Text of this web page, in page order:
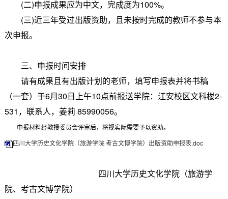
(二)申报成果应为中文，完成度为100%。
(三)近三年受过出版资助，且未按时完成的教师不参与本
次申报。
三、申报时间安排
请有成果且有出版计划的老师，填写申报表并将书稿
（一套）于6月30日上午10点前报送学院：江安校区文科楼2-
531，联系人，姜莉 85990056。
申报材料经教授委员会评审后，将视实际需要予以资助。
四川大学历史文化学院（旅游学院 考古文博学院）出版资助申报表.doc
四川大学历史文化学院（旅游学
院、考古文博学院）